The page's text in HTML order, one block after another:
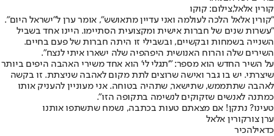
קורין אלאל,צילום: קוקו
"קורין אלאל הלכה לעולמה ואני עדיין מתאושש", אומר ערן ל"ישראל היום".
"עשרות שנים של חברות אישית ומקצועית הסתיימו. היינו אחד בשביל
השנייה בשמחות ובקשיים, ובשבילי זו היתה חברות של פעם בחיים.
השירים שלה והרוח האנושית היפהפיה שלה ישארו איתי לנצח".
על השיר החדש הוא מספר: "'תגלי לי' הוא אחד משירי האהבה היפים ביותר
שיצרתי. יש בו גבר ואישה שרוצים לתת מקום לאהבה שניצתת. זו בקשה
לאהבה שתתממש, שתישאר, שתהיה בטוחה. אני מעוניין להעניק אותו
כמתנה לאנשים שזקוקים לנשימה בתקופה הזו".
טעינו? נתקן! אם מצאתם טעות בכתבה, נשמח שתשתפו אותנו
ערן צורקורין אלאל
כדאילהכיר